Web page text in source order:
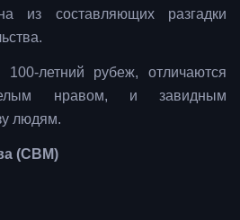
из составляющих разгадки
летний рубеж, отличаются
нравом, и завидным
людям.
(СВМ)